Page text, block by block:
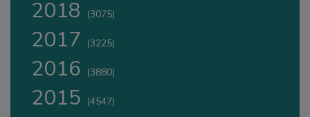
2018 (3075)
2017 (3225)
2016 (3880)
2015 (4547)